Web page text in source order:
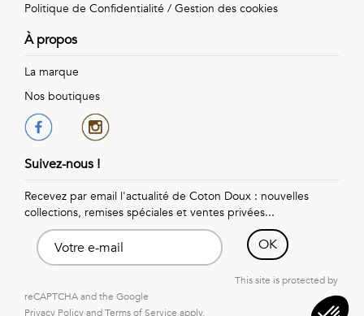
tout
Politique de Confidentialité / Gestion des cookies
À propos
La marque
Nos boutiques
Suivez-nous !
Recevez par email l'actualité de Coton Doux : nouvelles
collections, remises spéciales et ventes privées...
OK
This site is protected by
reCAPTCHA and the Google
Privacy PolicyandTerms of Service apply.